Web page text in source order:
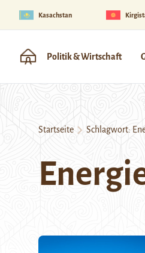
Kasachstan
Politik & Wirtschaft
Startseite Schlagwort: